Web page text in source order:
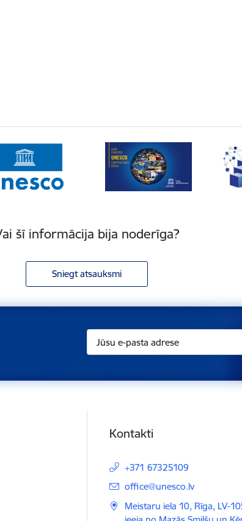
šī informācija bija noderīga?
Sniegt atsauksmi
Kontakti
+371 67325109
E-pasts:
office@unesco.lv
Meistaru iela 10, Rīga, LV-